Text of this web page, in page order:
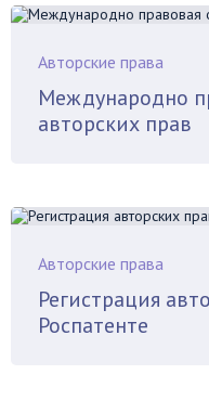
Авторские права
Международно
авторских прав
Авторские права
Регистрация
Роспатенте